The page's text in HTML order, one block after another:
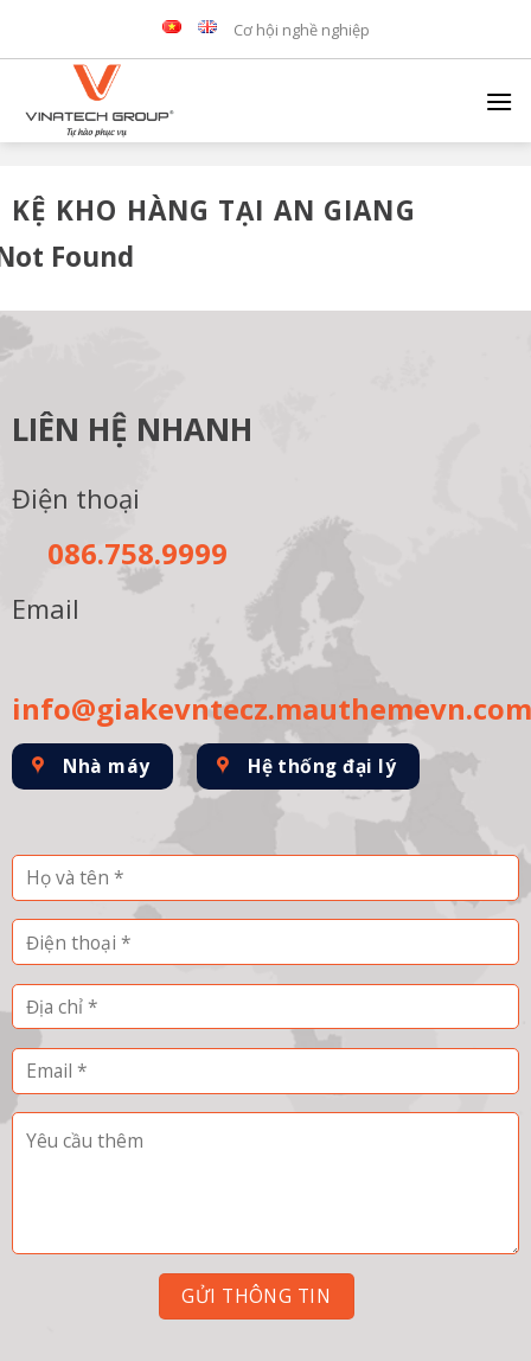
Cơ hội nghề nghiệp
KỆ KHO HÀNG TẠI AN GIANG
Found
LIÊN HỆ NHANH
Điện thoại
086.758.9999
Email
info@giakevntecz.mauthemevn.com
Nhà máy Hệ thống đại lý